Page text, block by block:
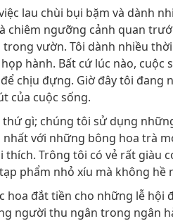
lau chùi bụi bặm và dành
chiêm ngưỡng cảnh quan
vườn. Tôi dành nhiều
hành. Bất cứ lúc nào, cuộc
chịu đựng. Giờ đây tôi đang
của cuộc sống.
gì; chúng tôi sử dụng
với những bông hoa trà
thích. Trông tôi có vẻ rất giàu
phẩm nhỏ xíu mà không hề
hoa đắt tiền cho những lễ hội
người thu ngân trong ngân